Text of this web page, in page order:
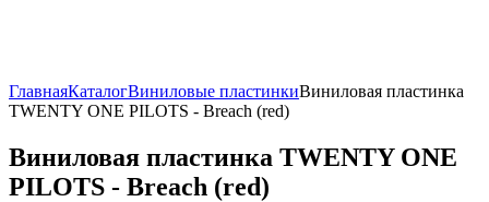
ГлавнаяКаталогВиниловые пластинкиВиниловая пластинка
TWENTY ONE PILOTS - Breach (red)
Виниловая пластинка TWENTY ONE
PILOTS - Breach (red)